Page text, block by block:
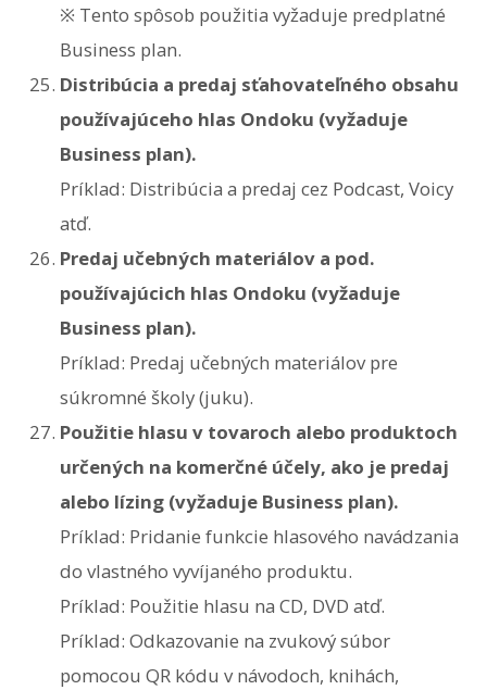
※ Tento spôsob použitia vyžaduje predplatné
Business plan.
Distribúcia a predaj sťahovateľného obsahu
používajúceho hlas Ondoku (vyžaduje
Business plan).
Príklad: Distribúcia a predaj cez Podcast, Voicy
atď.
Predaj učebných materiálov a pod.
používajúcich hlas Ondoku (vyžaduje
Business plan).
Príklad: Predaj učebných materiálov pre
súkromné školy (juku).
Použitie hlasu v tovaroch alebo produktoch
určených na komerčné účely, ako je predaj
alebo lízing (vyžaduje Business plan).
Príklad: Pridanie funkcie hlasového navádzania
do vlastného vyvíjaného produktu.
Príklad: Použitie hlasu na CD, DVD atď.
Príklad: Odkazovanie na zvukový súbor
pomocou QR kódu v návodoch, knihách,